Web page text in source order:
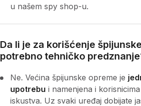
u našem spy shop-u.
Da li je za korišćenje
potrebno tehničko
Ne. Većina špijunske opreme je
upotrebu i namenjena i
iskustva. Uz svaki uređaj dobijate